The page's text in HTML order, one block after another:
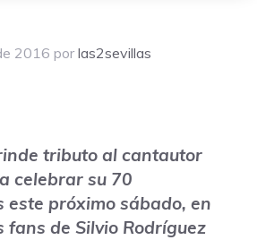
2016 por las2sevillas
tributo al cantautor
celebrar su 70
este próximo sábado, en
fans de Silvio Rodríguez